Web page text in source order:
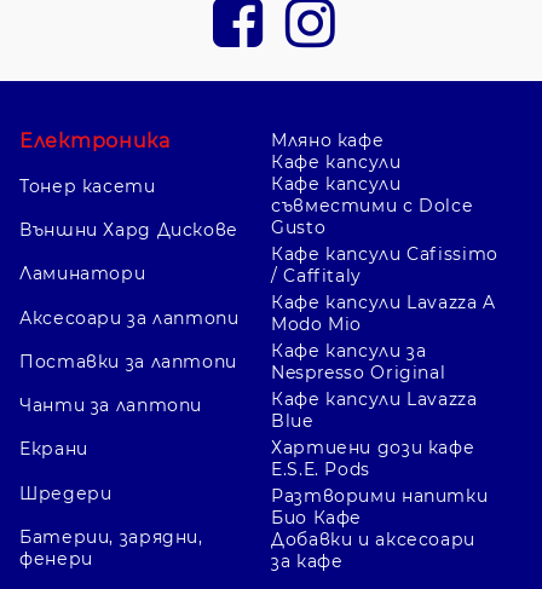
Електроника
Тонер касети
Външни Хард Дискове
Ламинатори
Аксесоари за лаптопи
Поставки за лаптопи
Чанти за лаптопи
Екрани
Шредери
Батерии, зарядни,
фенери
Мляно кафе
Кафе капсули
Кафе капсули
съвместими с Dolce
Gusto
Кафе капсули Cafissimo
/ Caffitaly
Кафе капсули Lavazza A
Modo Mio
Кафе капсули за
Nespresso Original
Кафе капсули Lavazza
Blue
Хартиени дози кафе
E.S.E. Pods
Разтворими напитки
Био Кафе
Добавки и аксесоари
за кафе